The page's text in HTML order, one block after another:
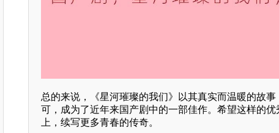
总的来说，《星河璀璨的我们》以其真实而温暖的故
可，成为了近年来国产剧中的一部佳作。希望这样的
上，续写更多青春的传奇。